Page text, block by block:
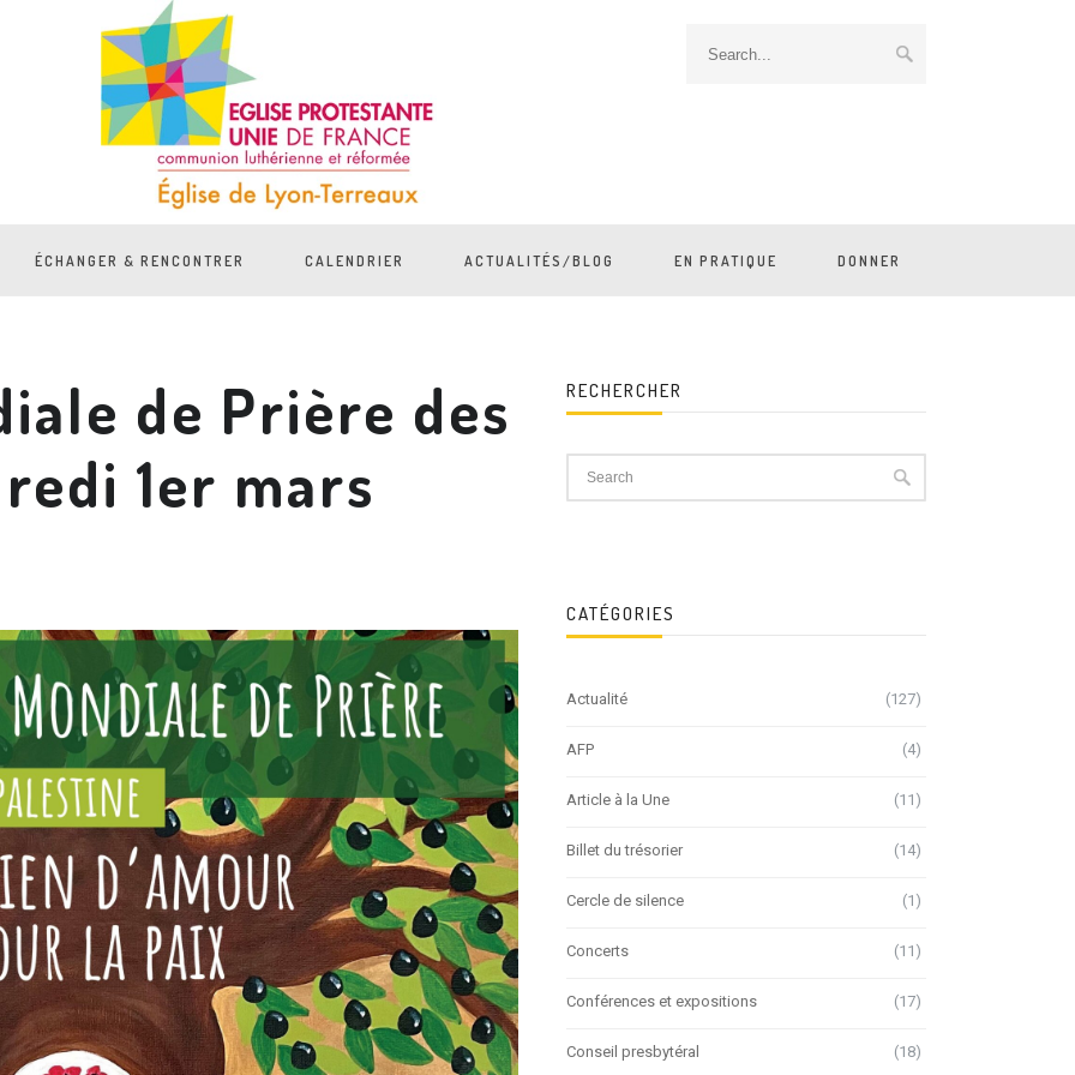
ÉCHANGER & RENCONTRER CALENDRIER ACTUALITÉS/BLOG EN PRATIQUE DONNER
de Prière des
1er mars
RECHERCHER
CATÉGORIES
Actualité (127)
AFP (4)
Article à la Une (11)
Billet du trésorier (14)
Cercle de silence (1)
Concerts (11)
Conférences et expositions (17)
Conseil presbytéral (18)